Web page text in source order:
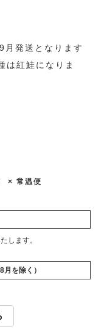
発送となります
は紅鮭になりま
× 常温便
します。
を除く）